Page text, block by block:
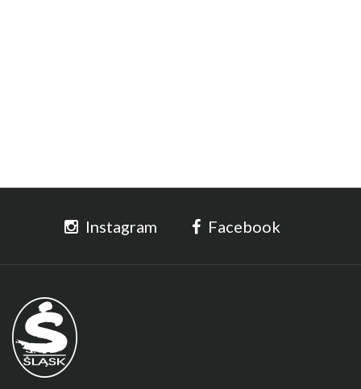
Instagram Facebook